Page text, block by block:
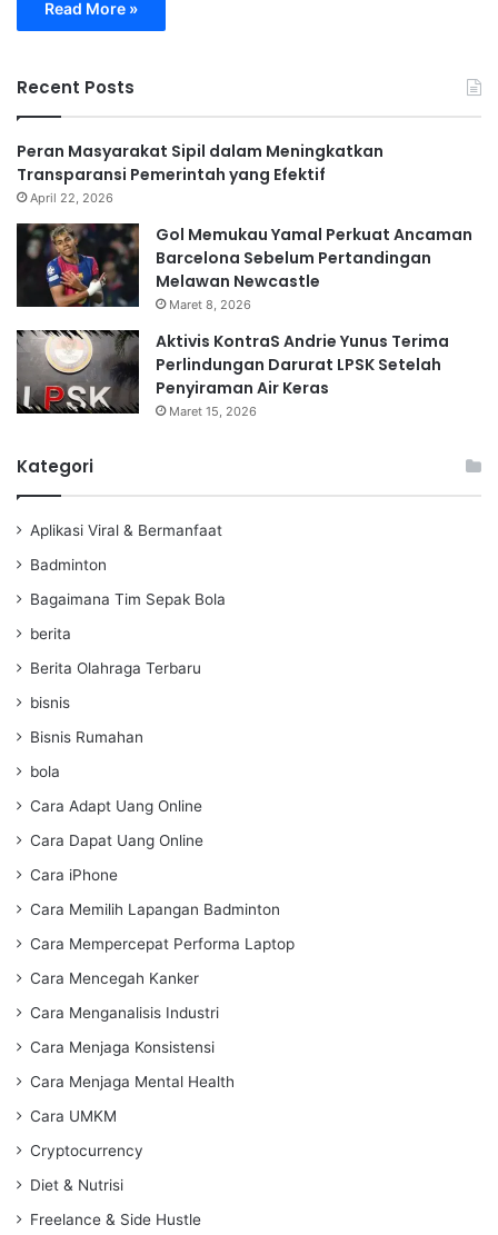
Read More »
Recent Posts
Peran Masyarakat Sipil dalam Meningkatkan
Transparansi Pemerintah yang Efektif
April 22, 2026
Gol Memukau Yamal Perkuat Ancaman
Barcelona Sebelum Pertandingan
Melawan Newcastle
Maret 8, 2026
Aktivis KontraS Andrie Yunus Terima
Perlindungan Darurat LPSK Setelah
Penyiraman Air Keras
Maret 15, 2026
Kategori
Aplikasi Viral & Bermanfaat
Badminton
Bagaimana Tim Sepak Bola
berita
Berita Olahraga Terbaru
bisnis
Bisnis Rumahan
bola
Cara Adapt Uang Online
Cara Dapat Uang Online
Cara iPhone
Cara Memilih Lapangan Badminton
Cara Mempercepat Performa Laptop
Cara Mencegah Kanker
Cara Menganalisis Industri
Cara Menjaga Konsistensi
Cara Menjaga Mental Health
Cara UMKM
Cryptocurrency
Diet & Nutrisi
Freelance & Side Hustle